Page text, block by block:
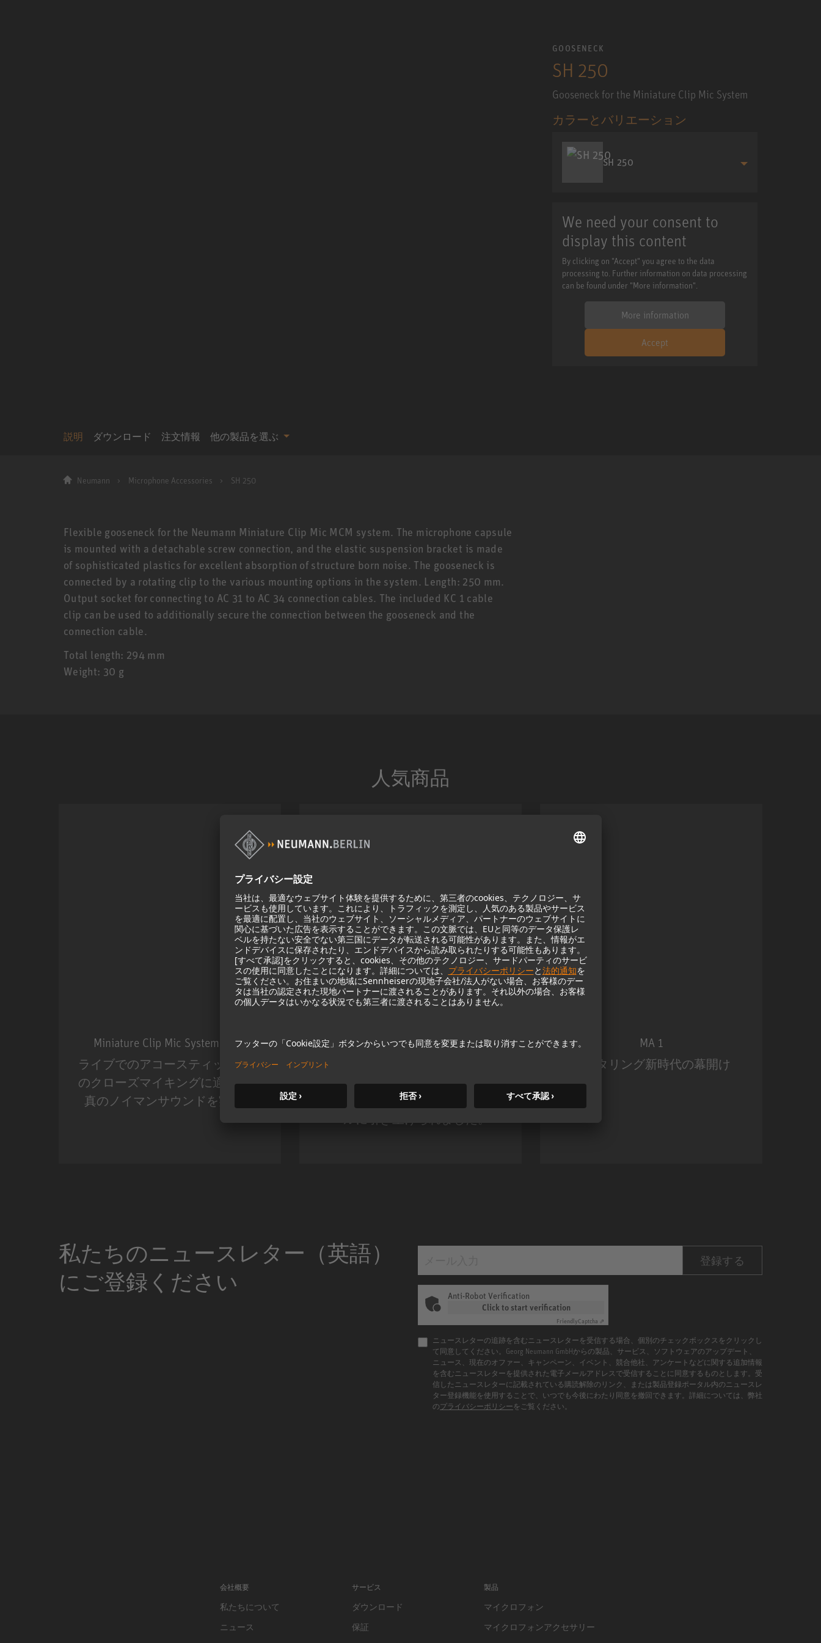
GOOSENECK
SH 250
Gooseneck for the Miniature Clip Mic System
カラーとバリエーション
SH 250
We need your consent to
display this content
By clicking on "Accept" you agree to the data
processing to. Further information on data processing
can be found under "More information".
More information
Accept
説明 ダウンロード 注文情報 他の製品を選ぶ
Neumann Microphone Accessories SH 250
Flexible gooseneck for the Neumann Miniature Clip Mic MCM system. The microphone capsule
is mounted with a detachable screw connection, and the elastic suspension bracket is made
of sophisticated plastics for excellent absorption of structure born noise. The gooseneck is
connected by a rotating clip to the various mounting options in the system. Length: 250 mm.
Output socket for connecting to AC 31 to AC 34 connection cables. The included KC 1 cable
clip can be used to additionally secure the connection between the gooseneck and the
connection cable.
Total length: 294 mm
Weight: 30 g
人気商品
Miniature Clip Mic System MCM
ライブでのアコースティック楽器
のクローズマイキングに適した、
真のノイマンサウンドを実現。
Miniature Clip Mic System MCM
KH 120 II
Neumannの定評あるスタジオモニ
ターは、より深い低音域、より高
い解像度、DSPパワーで新たなレ
ベルに引き上げられました。
MA 1
モニタリング新時代の幕開け
私たちのニュースレター（英語）
にご登録ください
登録する
Anti-Robot Verification
Click to start verification
FriendlyCaptcha ⇗
ニュースレターの追跡を含むニュースレターを受信する場合、個別のチェックボックスをクリックし
て同意してください。Georg Neumann GmbHからの製品、サービス、ソフトウェアのアップデート、
ニュース、現在のオファー、キャンペーン、イベント、競合他社、アンケートなどに関する追加情報
を含むニュースレターを提供された電子メールアドレスで受信することに同意するものとします。受
信したニュースレターに記載されている購読解除のリンク、または製品登録ポータル内のニュースレ
ター登録機能を使用することで、いつでも今後にわたり同意を撤回できます。詳細については、弊社
のプライバシーポリシー をご覧ください。
会社概要
私たちについて
ニュース
サービス
ダウンロード
保証
製品
マイクロフォン
マイクロフォンアクセサリー